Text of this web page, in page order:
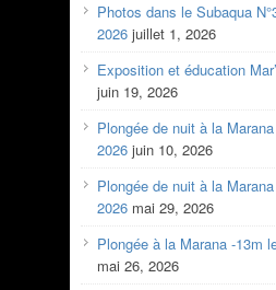
Photos dans le Subaqua
2026 juillet 1, 2026
Exposition et éducation
juin 19, 2026
Plongée de nuit à la
2026 juin 10, 2026
Plongée de nuit à la
2026 mai 29, 2026
Plongée à la Marana -13m
mai 26, 2026